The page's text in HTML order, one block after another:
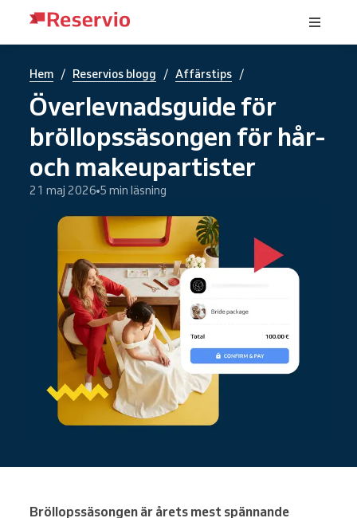
Hem / Reservios blogg / Affärstips /
Överlevnadsguide för
bröllopssäsongen för hår-
och makeupartister
21 maj 2026 5 min läsning
Bröllopssäsongen är årets mest spännande